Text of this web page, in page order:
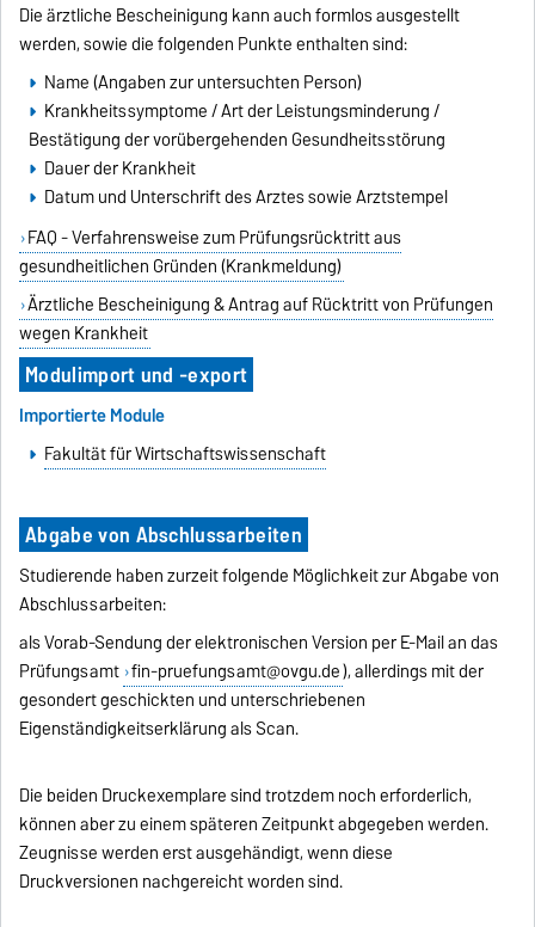
Die ärztliche Bescheinigung kann auch formlos ausgestellt
werden, sowie die folgenden Punkte enthalten sind:
Name (Angaben zur untersuchten Person)
Krankheitssymptome / Art der Leistungsminderung /
Bestätigung der vorübergehenden Gesundheitsstörung
Dauer der Krankheit
Datum und Unterschrift des Arztes sowie Arztstempel
FAQ - Verfahrensweise zum Prüfungsrücktritt aus
gesundheitlichen Gründen (Krankmeldung)
Ärztliche Bescheinigung & Antrag auf Rücktritt von Prüfungen
wegen Krankheit
Modulimport und -export
Importierte Module
Fakultät für Wirtschaftswissenschaft
Abgabe von Abschlussarbeiten
Studierende haben zurzeit folgende Möglichkeit zur Abgabe von
Abschlussarbeiten:
als Vorab-Sendung der elektronischen Version per E-Mail an das
Prüfungsamt fin-pruefungsamt@ovgu.de), allerdings mit der
gesondert geschickten und unterschriebenen
Eigenständigkeitserklärung als Scan.
Die beiden Druckexemplare sind trotzdem noch erforderlich,
können aber zu einem späteren Zeitpunkt abgegeben werden.
Zeugnisse werden erst ausgehändigt, wenn diese
Druckversionen nachgereicht worden sind.